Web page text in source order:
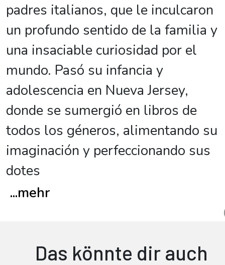
padres italianos, que le inculcaron
un profundo sentido de la familia y
una insaciable curiosidad por el
mundo. Pasó su infancia y
adolescencia en Nueva Jersey,
donde se sumergió en libros de
todos los géneros, alimentando su
imaginación y perfeccionando sus
dotes
...mehr
Das könnte dir auch